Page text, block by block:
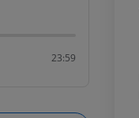
23:59